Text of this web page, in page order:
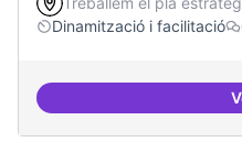
Dinamització i facilitació